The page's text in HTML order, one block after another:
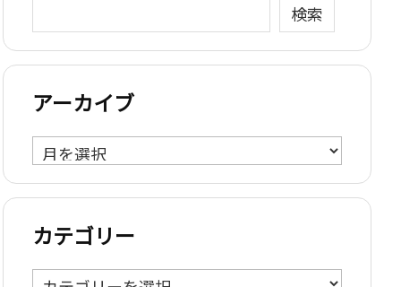
検索
アーカイブ
ア
ー
カ
ブ
カテゴリー
カ